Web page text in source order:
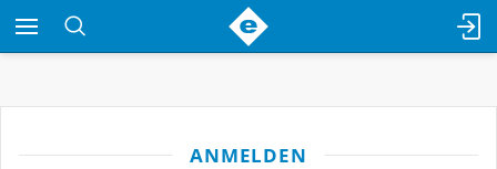
ANMELDEN